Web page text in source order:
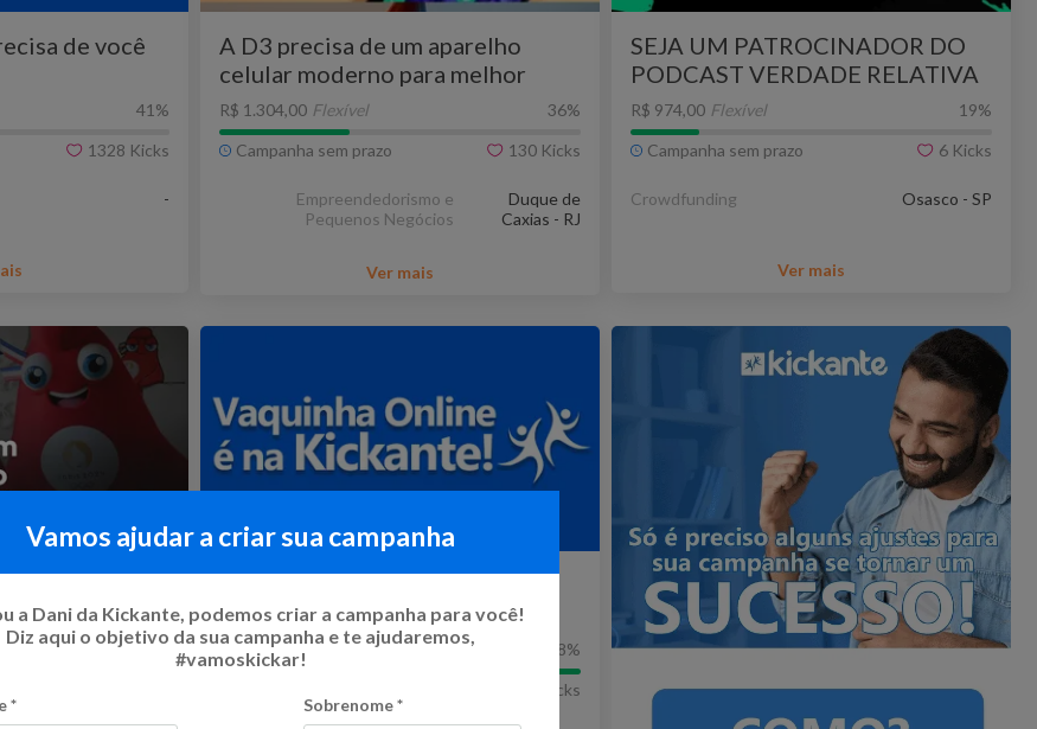
de você
41 %
1328 Kicks
-
A D3 precisa de um aparelho
celular moderno para melhor
atender!
R$ 1.304,00 Flexível 36%
Campanha sem prazo
130 Kicks
Empreendedorismo e
Pequenos Negócios
Duque de
Caxias - RJ
Ver mais
SEJA UM PATROCINADOR DO
PODCAST VERDADE RELATIVA
R$ 974,00 Flexível 19%
Campanha sem prazo
6 Kicks
Crowdfunding Osasco - SP
Ver mais
a ir para
3 %
apoio
R$ 53.800,00 Flexível 108%
Kicks
Vamos ajudar a criar sua campanha
a Dani da Kickante, podemos criar a campanha para você!
Diz aqui o objetivo da sua campanha e te ajudaremos,
#vamoskickar!
* Sobrenome*